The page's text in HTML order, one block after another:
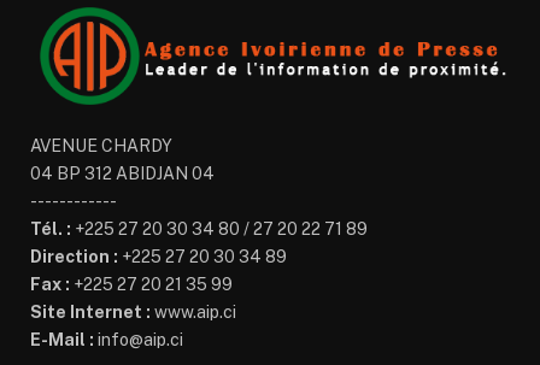
AVENUE CHARDY
04 BP 312 ABIDJAN 04
------------
Tél. : +225 27 20 30 34 80 / 27 20 22 71 89
Direction : +225 27 20 30 34 89
Fax : +225 27 20 21 35 99
Site Internet : www.aip.ci
E-Mail : info@aip.ci